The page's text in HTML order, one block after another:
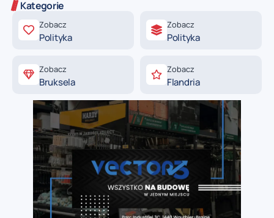
Kategorie
Zobacz
Polityka
Zobacz
Polityka
Zobacz
Bruksela
Zobacz
Flandria